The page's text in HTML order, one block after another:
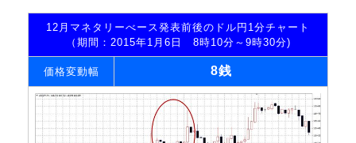
12月マネタリーべース発表前後のドル円1分チャート
（期間：2015年1月6日 8時10分～9時30分)
価格変動幅 8銭